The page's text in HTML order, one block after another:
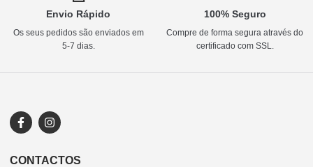
Envio Rápido
Os seus pedidos são enviados em
5-7 dias.
100% Seguro
Compre de forma segura através do
certificado com SSL.
CONTACTOS